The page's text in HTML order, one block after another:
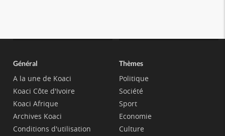
Général
A la une de Koaci
Koaci Côte d'Ivoire
Koaci Afrique
Archives Koaci
Conditions d'utilisation
Thèmes
Politique
Société
Sport
Economie
Culture